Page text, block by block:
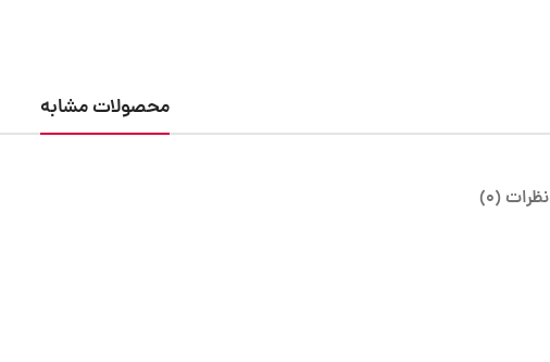
محصولات مشابه
نظرات (0)